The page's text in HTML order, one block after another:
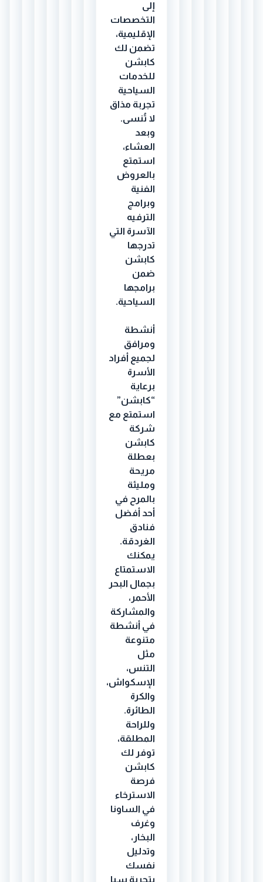
إلى
التخصصات
الإقليمية،
تضمن لك
كابشن
للخدمات
السياحية
تجربة مذاق
لا تُنسى.
وبعد
العشاء،
استمتع
بالعروض
الفنية
وبرامج
الترفيه
الآسرة التي
تدرجها
كابشن
ضمن
برامجها
السياحية.
أنشطة
ومرافق
لجميع أفراد
الأسرة
برعاية
“كابشن”
استمتع مع
شركة
كابشن
بعطلة
مريحة
ومليئة
بالمرح في
أحد أفضل
فنادق
الغردقة.
يمكنك
الاستمتاع
بجمال البحر
الأحمر،
والمشاركة
في أنشطة
متنوعة
مثل
التنس،
الإسكواش،
والكرة
الطائرة.
وللراحة
المطلقة،
توفر لك
كابشن
فرصة
الاسترخاء
في الساونا
وغرف
البخار،
وتدليل
نفسك
بتجربة سبا